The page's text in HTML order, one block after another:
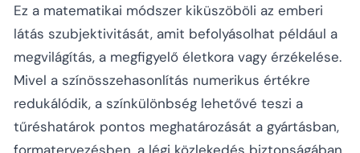
Ez a matematikai módszer kiküszöböli az emberi
látás szubjektivitását, amit befolyásolhat például a
megvilágítás, a megfigyelő életkora vagy érzékelése.
Mivel a színösszehasonlítás numerikus értékre
redukálódik, a színkülönbség lehetővé teszi a
tűréshatárok pontos meghatározását a gyártásban,
formatervezésben, a légi közlekedés biztonságában